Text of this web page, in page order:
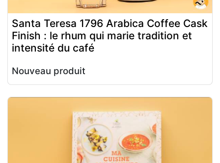
Santa Teresa 1796 Arabica Coffee Cask
Finish : le rhum qui marie tradition et
intensité du café
Nouveau produit